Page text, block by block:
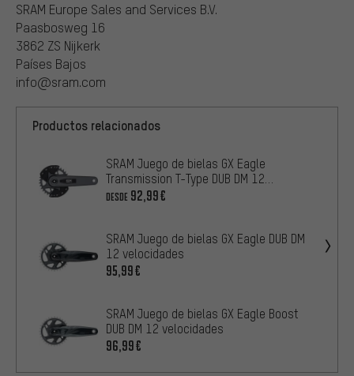
SRAM Europe Sales and Services B.V.
Paasbosweg 16
3862 ZS Nijkerk
Países Bajos
info@sram.com
Productos relacionados
SRAM Juego de bielas GX Eagle
Transmission T-Type DUB DM 12
velocidades
DESDE 92,99€
SRAM Juego de bielas GX Eagle DUB DM
12 velocidades
95,99€
SRAM Juego de bielas GX Eagle Boost
DUB DM 12 velocidades
96,99€